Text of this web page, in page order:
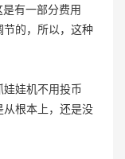
有一部分费用
的，所以，这种
娃机不用投币
根本上，还是没